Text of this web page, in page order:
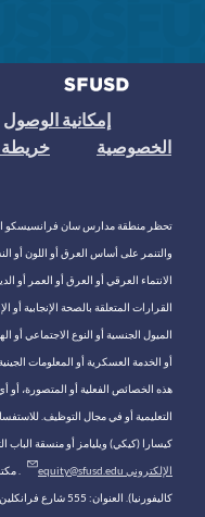
إمكانية الوصول
الخصوصية
خريطة
تحظر منطقة مدارس سان فرانسيسكو
والتنمر على أساس العرق أو اللون أو
الانتماء العرقي أو العرق أو العمر أو
القرارات المتعلقة بالصحة الإنجابية أو
الميول الجنسية أو النوع الاجتماعي أو
أو الخدمة العسكرية أو المعلومات
هذه الخصائص الفعلية أو المتصورة، أو
التعليمية أو في مجال التوظيف.
كيسارا (كيكي) ويليامز أو منسقة الباب التاسع:
الإلكتروني equity@sfusd.edu .